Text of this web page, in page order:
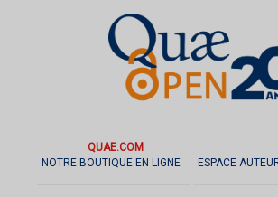
QUAE.COM
NOTRE BOUTIQUE EN LIGNE
ESPACE